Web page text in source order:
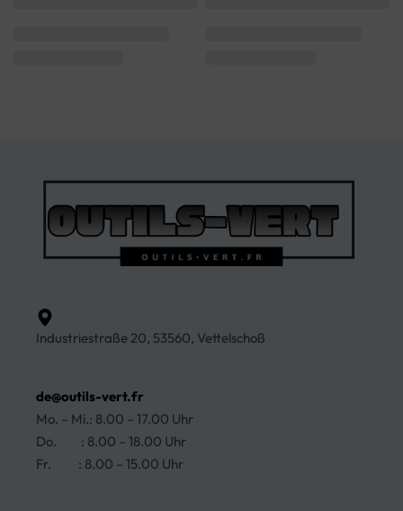
Industriestraße 20, 53560, Vettelschoß
de@outils-vert.fr
Mo. – Mi.: 8.00 – 17.00 Uhr
Do. : 8.00 – 18.00 Uhr
Fr. : 8.00 – 15.00 Uhr